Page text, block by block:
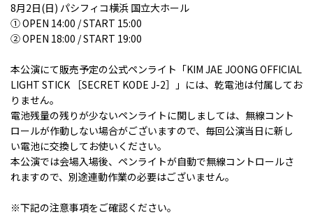
8月2日(日) パシフィコ横浜 国立大ホール
① OPEN 14:00 / START 15:00
② OPEN 18:00 / START 19:00
本公演にて販売予定の公式ペンライト「KIM JAE JOONG OFFICIAL
LIGHT STICK ［SECRET KODE J-2］」には、乾電池は付属してお
りません。
電池残量の残りが少ないペンライトに関しましては、無線コント
ロールが作動しない場合がございますので、毎回公演当日に新し
い電池に交換してお使いください。
本公演では会場入場後、ペンライトが自動で無線コントロールさ
れますので、別途連動作業の必要はございません。
※下記の注意事項をご確認ください。